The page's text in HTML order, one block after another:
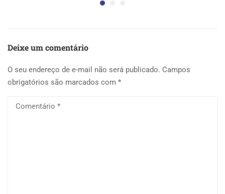
Deixe um comentário
O seu endereço de e-mail não será publicado. Campos
obrigatórios são marcados com *